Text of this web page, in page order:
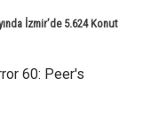
İzmir’de 5.624 Konut
60: Peer's